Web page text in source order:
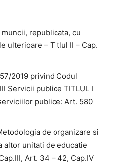
republicata, cu
ulterioare – Titlul II – Cap.
2019 privind Codul
Servicii publice TITLUL I
publice: Art. 580
de organizare si
altor unitati de educatie
Art. 34 – 42, Cap.IV